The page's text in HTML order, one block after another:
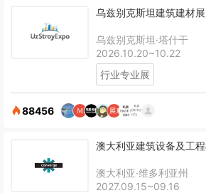
乌兹别克斯坦建筑建材
乌兹别克斯坦·塔什干
2026.10.20~10.22
行业专业展
88456
澳大利亚建筑设备及工
澳大利亚·维多利亚州
2027.09.15~09.16